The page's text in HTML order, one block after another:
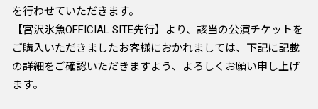
を行わせていただきます。
【宮沢氷魚OFFICIAL SITE先行】より、該当の公演チケットを
ご購入いただきましたお客様におかれましては、下記に記載
の詳細をご確認いただきますよう、よろしくお願い申し上げ
ます。